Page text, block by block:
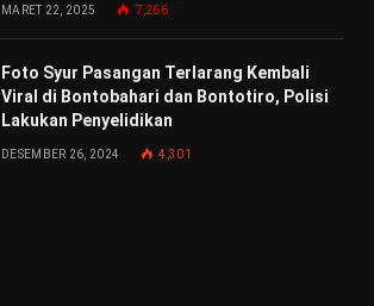
MARET 22, 2025 7,266
Foto Syur Pasangan Terlarang Kembali
Viral di Bontobahari dan Bontotiro, Polisi
Lakukan Penyelidikan
DESEMBER 26, 2024 4,301